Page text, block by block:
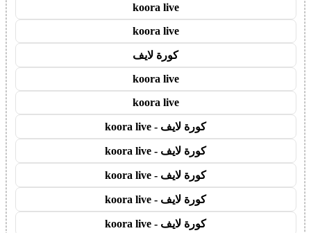
koora live
koora live
كورة لايف
koora live
koora live
كورة لايف - koora live
كورة لايف - koora live
كورة لايف - koora live
كورة لايف - koora live
كورة لايف - koora live